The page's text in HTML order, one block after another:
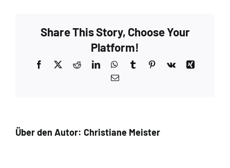
Extra
Share This Story, Choose Your
Platform!
Facebook Reddit LinkedInWhatsApp
TumblrPinterest
Vk
E-
Über den Autor: Christiane Meister